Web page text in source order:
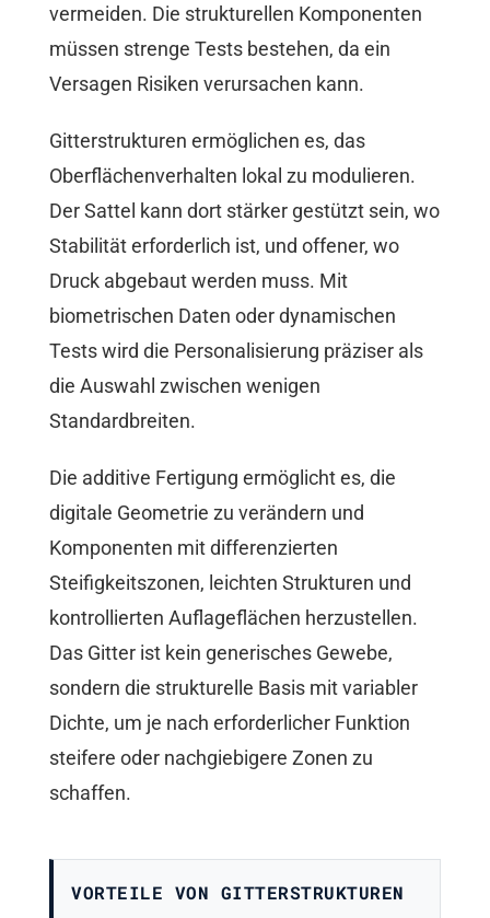
vermeiden. Die strukturellen Komponenten
müssen strenge Tests bestehen, da ein
Versagen Risiken verursachen kann.
Gitterstrukturen ermöglichen es, das
Oberflächenverhalten lokal zu modulieren.
Der Sattel kann dort stärker gestützt sein, wo
Stabilität erforderlich ist, und offener, wo
Druck abgebaut werden muss. Mit
biometrischen Daten oder dynamischen
Tests wird die Personalisierung präziser als
die Auswahl zwischen wenigen
Standardbreiten.
Die additive Fertigung ermöglicht es, die
digitale Geometrie zu verändern und
Komponenten mit differenzierten
Steifigkeitszonen, leichten Strukturen und
kontrollierten Auflageflächen herzustellen.
Das Gitter ist kein generisches Gewebe,
sondern die strukturelle Basis mit variabler
Dichte, um je nach erforderlicher Funktion
steifere oder nachgiebigere Zonen zu
schaffen.
VORTEILE VON GITTERSTRUKTUREN